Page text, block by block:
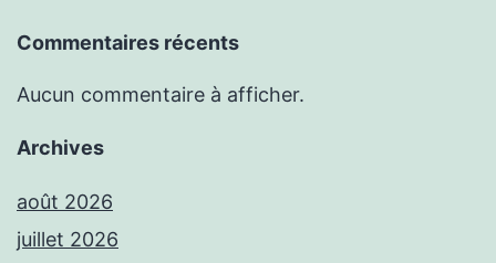
Commentaires récents
Aucun commentaire à afficher.
Archives
août 2026
juillet 2026